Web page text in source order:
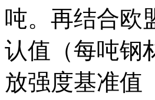
吨。再结合欧
认值（每吨钢
放强度基准值